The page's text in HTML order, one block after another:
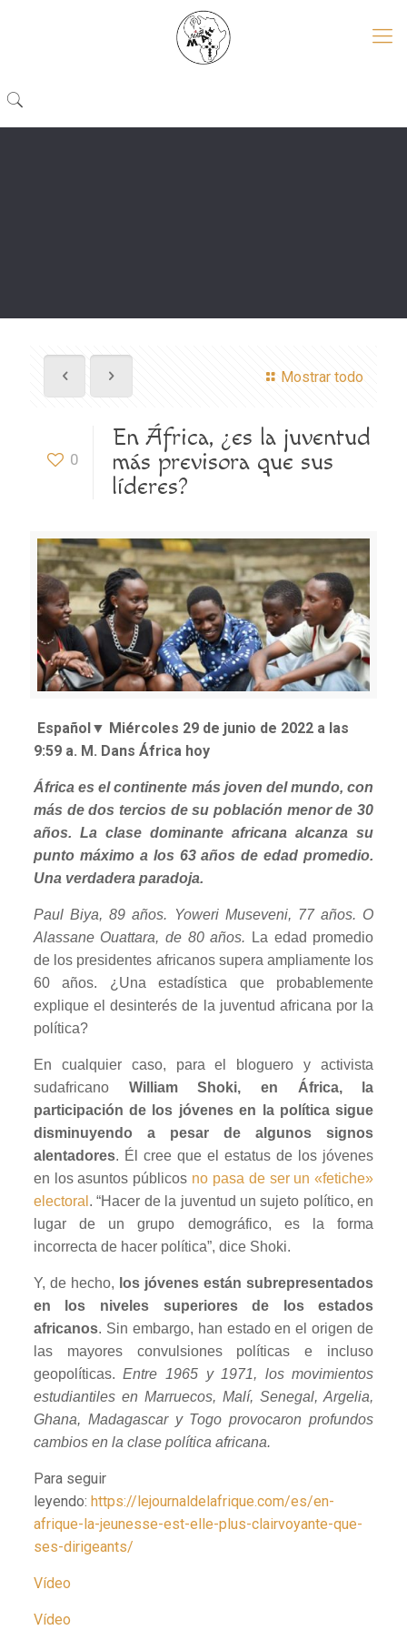
Mostrar todo
0
En África, ¿es la juventud
más previsora ​​que sus
líderes?
Español▼ Miércoles 29 de junio de 2022 a las
9:59 a. M. Dans África hoy
África es el continente más joven del mundo, con
más de dos tercios de su población menor de 30
años. La clase dominante africana alcanza su
punto máximo a los 63 años de edad promedio.
Una verdadera paradoja.
Paul Biya, 89 años. Yoweri Museveni, 77 años. O
Alassane Ouattara, de 80 años. La edad promedio
de los presidentes africanos supera ampliamente los
60 años. ¿Una estadística que probablemente
explique el desinterés de la juventud africana por la
política?
En cualquier caso, para el bloguero y activista
sudafricano William Shoki, en África, la
participación de los jóvenes en la política sigue
disminuyendo a pesar de algunos signos
alentadores. Él cree que el estatus de los jóvenes
en los asuntos públicos no pasa de ser un «fetiche»
electoral . “Hacer de la juventud un sujeto político, en
lugar de un grupo demográfico, es la forma
incorrecta de hacer política”, dice Shoki.
Y, de hecho, los jóvenes están subrepresentados
en los niveles superiores de los estados
africanos. Sin embargo, han estado en el origen de
las mayores convulsiones políticas e incluso
geopolíticas.Entre 1965 y 1971, los movimientos
estudiantiles en Marruecos, Malí, Senegal, Argelia,
Ghana, Madagascar y Togo provocaron profundos
cambios en la clase política africana.
Para seguir
leyendo: https://lejournaldelafrique.com/es/en-
afrique-la-jeunesse-est-elle-plus-clairvoyante-que-
ses-dirigeants/
Vídeo
Vídeo